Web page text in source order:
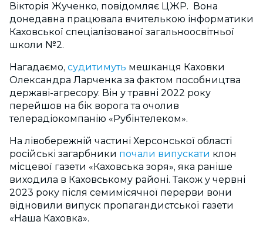
Вікторія Жученко, повідомляє ЦЖР. Вона
донедавна працювала вчителькою інформатики
Каховської спеціалізованої загальноосвітньої
школи №2.
Нагадаємо, судитимуть мешканця Каховки
Олександра Ларченка за фактом пособництва
державі-агресору. Він у травні 2022 року
перейшов на бік ворога та очолив
телерадіокомпанію «Рубінтелеком».
На лівобережній частині Херсонської області
російські загарбники почали випускати клон
місцевої газети «Каховська зоря», яка раніше
виходила в Каховському районі. Також у червні
2023 року після семимісячної перерви вони
відновили випуск пропагандистської газети
«Наша Каховка».